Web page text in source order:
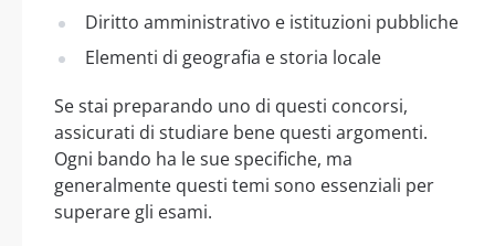
Diritto amministrativo e istituzioni pubbliche
Elementi di geografia e storia locale
Se stai preparando uno di questi concorsi,
assicurati di studiare bene questi argomenti.
Ogni bando ha le sue specifiche, ma
generalmente questi temi sono essenziali per
superare gli esami.